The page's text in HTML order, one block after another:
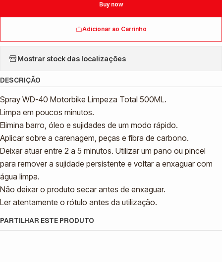
Adicionar ao Carrinho
Buy now
Mostrar stock das localizações
DESCRIÇÃO
Spray WD-40 Motorbike Limpeza Total 500ML.
Limpa em poucos minutos.
Elimina barro, óleo e sujidades de um modo rápido.
Aplicar sobre a carenagem, peças e fibra de carbono.
Deixar atuar entre 2 a 5 minutos. Utilizar um pano ou pincel
para remover a sujidade persistente e voltar a enxaguar com
água limpa.
Não deixar o produto secar antes de enxaguar.
Ler atentamente o rótulo antes da utilização.
PARTILHAR ESTE PRODUTO